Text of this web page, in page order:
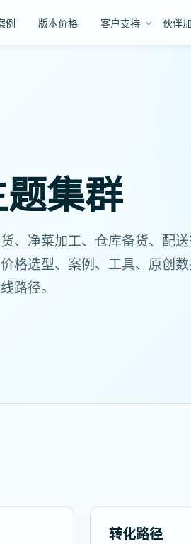
例 版本价格 客户支持 伙伴
集群
、净菜加工、仓库备货、配
格选型、案例、工具、原创数
路径。
转化路径